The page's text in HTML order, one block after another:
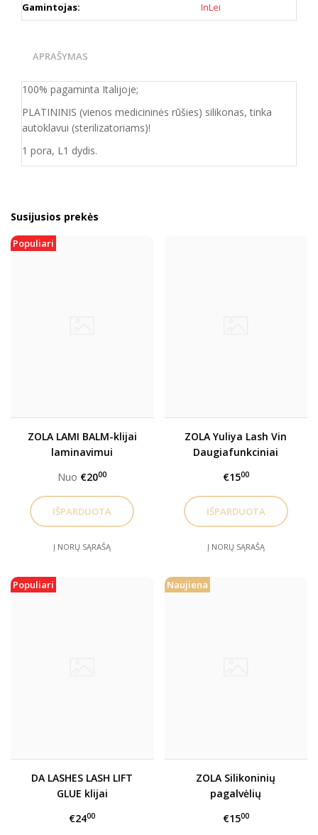
Gamintojas: InLei
APRAŠYMAS
100% pagaminta Italijoje;
PLATININIS (vienos medicininės rūšies) silikonas, tinka
autoklavui (sterilizatoriams)!
1 pora, L1 dydis.
Susijusios prekės
Populiari
ZOLA LAMI BALM-klijai
laminavimui
Nuo €2000
Į NORŲ SĄRAŠĄ
ZOLA Yuliya Lash Vin
Daugiafunkciniai
Wow Goddess
€1500
Į NORŲ SĄRAŠĄ
Populiari
DA LASHES LASH LIFT
GLUE klijai
€2400
Naujiena
ZOLA Silikoninių
pagalvėlių
Lamipads“
€1500